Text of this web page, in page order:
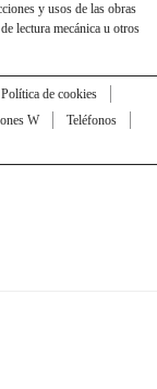
y usos de las obras
lectura mecánica u otros
Política de cookies
W
Teléfonos